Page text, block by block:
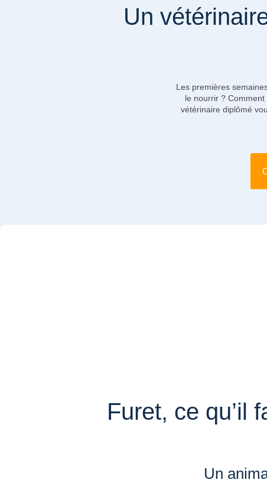
Un
Les premières
le nourrir ? Comment
vétérinaire diplômé
Furet, ce qu’il
Un